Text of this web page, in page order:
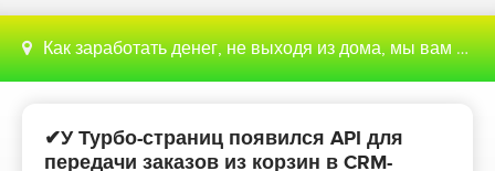
Как заработать денег, не выходя из дома, мы вам поможем с этим разобраться
✔У Турбо-страниц появился API для
передачи заказов из корзин в CRM-